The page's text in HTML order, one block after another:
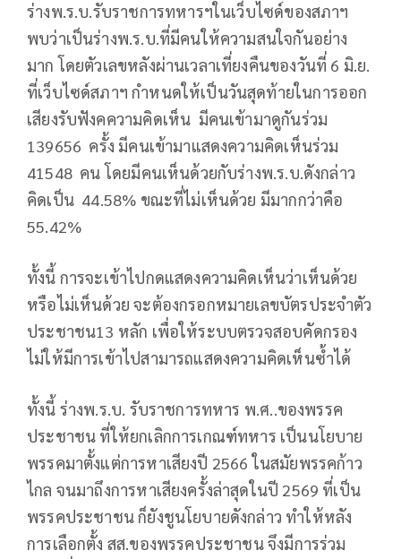
ร่างพ.ร.บ.รับราชการทหารฯในเว็บไซด์ของสภาฯ
พบว่าเป็นร่างพ.ร.บ.ที่มีคนให้ความสนใจกันอย่าง
มาก โดยตัวเลขหลังผ่านเวลาเที่ยงคืนของวันที่ 6 มิ.ย.
ที่เว็บไซด์สภาฯ กำหนดให้เป็นวันสุดท้ายในการออก
เสียงรับฟังคความคิดเห็น มีคนเข้ามาดูกันร่วม
139656 ครั้ง มีคนเข้ามาแสดงความคิดเห็นร่วม
41548 คน โดยมีคนเห็นด้วยกับร่างพ.ร.บ.ดังกล่าว
คิดเป็น 44.58% ขณะที่ไม่เห็นด้วย มีมากกว่าคือ
55.42%
ทั้งนี้ การจะเข้าไปกดแสดงความคิดเห็นว่าเห็นด้วย
หรือไม่เห็นด้วย จะต้องกรอกหมายเลขบัตรประจำตัว
ประชาชน13 หลัก เพื่อให้ระบบตรวจสอบคัดกรอง
ไม่ให้มีการเข้าไปสามารถแสดงความคิดเห็นซ้ำได้
ทั้งนี้ ร่างพ.ร.บ. รับราชการทหาร พ.ศ..ของพรรค
ประชาชน ที่ให้ยกเลิกการเกณฑ์ทหาร เป็นนโยบาย
พรรคมาตั้งแต่การหาเสียงปี 2566 ในสมัยพรรคก้าว
ไกล จนมาถึงการหาเสียงครั้งล่าสุดในปี 2569 ที่เป็น
พรรคประชาชน ก็ยังชูนโยบายดังกล่าว ทำให้หลัง
การเลือกตั้ง สส.ของพรรคประชาชน จึงมีการร่วม